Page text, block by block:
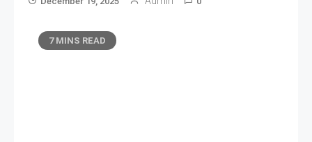
7 MINS READ